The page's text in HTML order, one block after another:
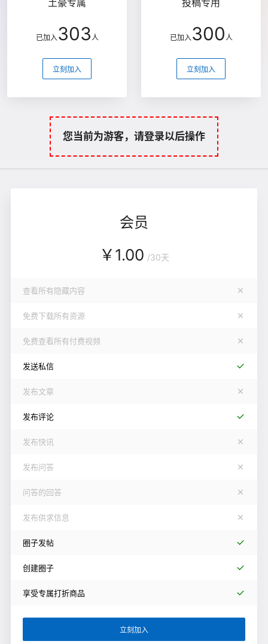
土豪专属
已加入303人
立刻加入
投稿专用
已加入300人
立刻加入
您当前为游客，请登录以后操作
会员
￥1.00 /30天
查看所有隐藏内容
免费下载所有资源
免费查看所有付费视频
发送私信
发布文章
发布评论
发布快讯
发布问答
问答的回答
发布供求信息
圈子发帖
创建圈子
享受专属打折商品
立刻加入